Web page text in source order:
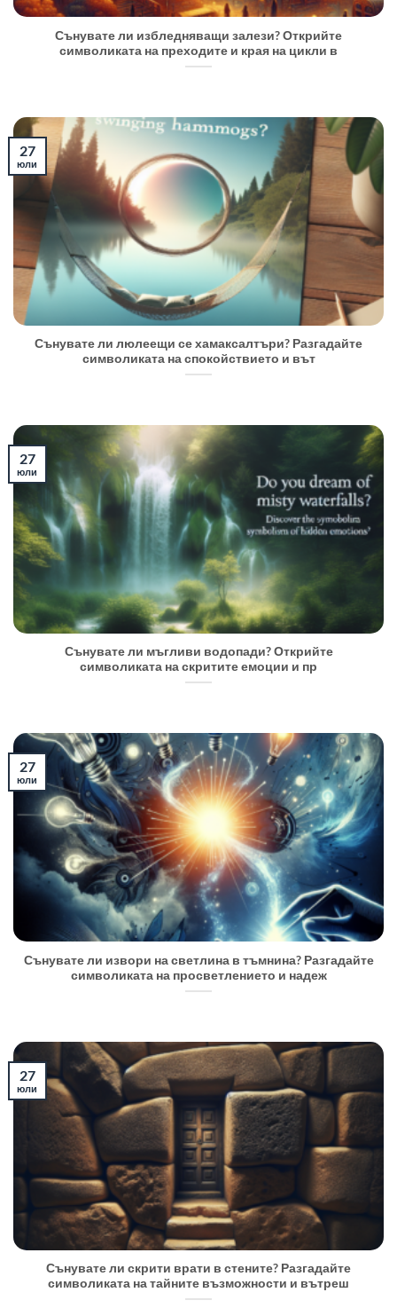
Сънувате ли избледняващи залези? Открийте
символиката на преходите и края на цикли в
Сънувате ли люлеещи се хамаксалтъри? Разгадайте
символиката на спокойствието и вът
27
юли
Сънувате ли мъгливи водопади? Открийте
символиката на скритите емоции и пр
27
юли
Сънувате ли извори на светлина в тъмнина? Разгадайте
символиката на просветлението и надеж
27
юли
Сънувате ли скрити врати в стените? Разгадайте
символиката на тайните възможности и вътреш
27
юли